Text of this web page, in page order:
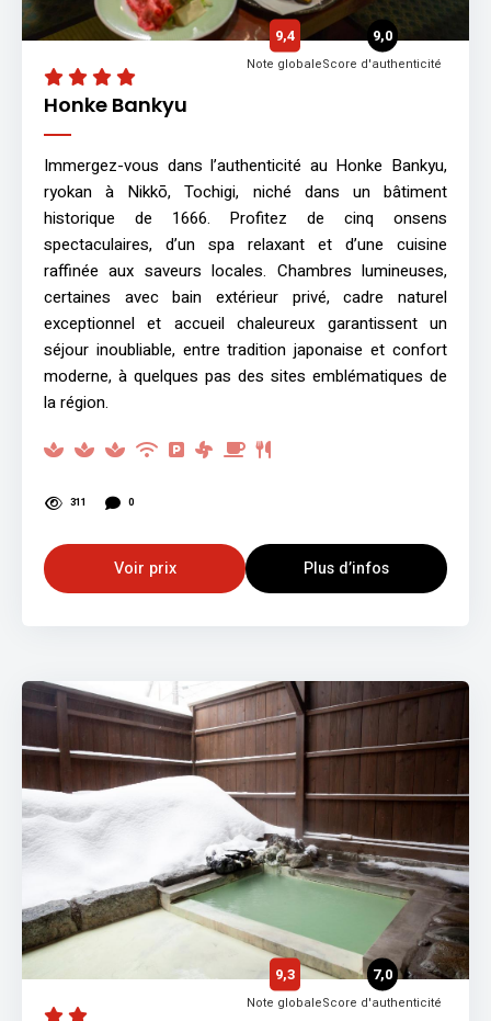
Honke Bankyu
9,4
Note globale
9,0
Score d'authenticité
Immergez-vous dans l’authenticité au Honke Bankyu,
ryokan à Nikkō, Tochigi, niché dans un bâtiment
historique de 1666. Profitez de cinq onsens
spectaculaires, d’un spa relaxant et d’une cuisine
raffinée aux saveurs locales. Chambres lumineuses,
certaines avec bain extérieur privé, cadre naturel
exceptionnel et accueil chaleureux garantissent un
séjour inoubliable, entre tradition japonaise et confort
moderne, à quelques pas des sites emblématiques de
la région.
311 0
Voir prix Plus d’infos
9,3
Note globale
7,0
Score d'authenticité